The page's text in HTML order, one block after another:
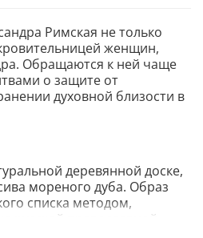
Римская не только
женщин,
Обращаются к ней чаще
о защите от
духовной близости в
деревянной доске,
мореного дуба. Образ
списка методом,
русской православной